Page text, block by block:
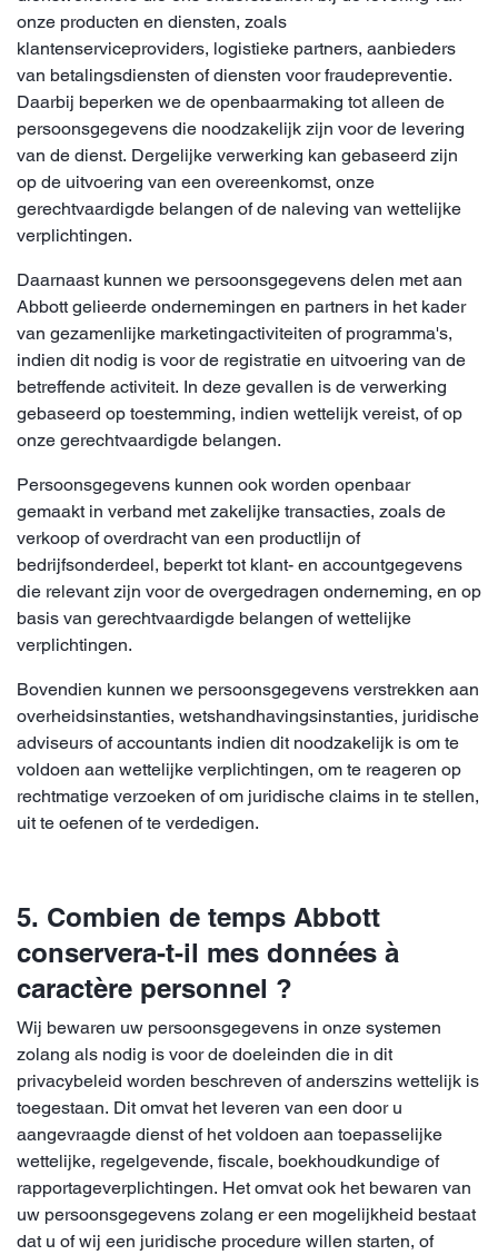
onze producten en diensten, zoals
klantenserviceproviders, logistieke partners, aanbieders
van betalingsdiensten of diensten voor fraudepreventie.
Daarbij beperken we de openbaarmaking tot alleen de
persoonsgegevens die noodzakelijk zijn voor de levering
van de dienst. Dergelijke verwerking kan gebaseerd zijn
op de uitvoering van een overeenkomst, onze
gerechtvaardigde belangen of de naleving van wettelijke
verplichtingen.
Daarnaast kunnen we persoonsgegevens delen met aan
Abbott gelieerde ondernemingen en partners in het kader
van gezamenlijke marketingactiviteiten of programma's,
indien dit nodig is voor de registratie en uitvoering van de
betreffende activiteit. In deze gevallen is de verwerking
gebaseerd op toestemming, indien wettelijk vereist, of op
onze gerechtvaardigde belangen.
Persoonsgegevens kunnen ook worden openbaar
gemaakt in verband met zakelijke transacties, zoals de
verkoop of overdracht van een productlijn of
bedrijfsonderdeel, beperkt tot klant- en accountgegevens
die relevant zijn voor de overgedragen onderneming, en op
basis van gerechtvaardigde belangen of wettelijke
verplichtingen.
Bovendien kunnen we persoonsgegevens verstrekken aan
overheidsinstanties, wetshandhavingsinstanties, juridische
adviseurs of accountants indien dit noodzakelijk is om te
voldoen aan wettelijke verplichtingen, om te reageren op
rechtmatige verzoeken of om juridische claims in te stellen,
uit te oefenen of te verdedigen.
5. Combien de temps Abbott
conservera-t-il mes données à
caractère personnel ?
Wij bewaren uw persoonsgegevens in onze systemen
zolang als nodig is voor de doeleinden die in dit
privacybeleid worden beschreven of anderszins wettelijk is
toegestaan. Dit omvat het leveren van een door u
aangevraagde dienst of het voldoen aan toepasselijke
wettelijke, regelgevende, fiscale, boekhoudkundige of
rapportageverplichtingen. Het omvat ook het bewaren van
uw persoonsgegevens zolang er een mogelijkheid bestaat
dat u of wij een juridische procedure willen starten, of